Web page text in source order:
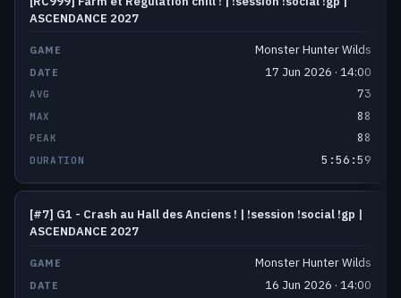
ASCENDANCE 2027
Monster Hunter Wilds
17 Jun 2026 · 14:00
73
88
88
5:56:59
[#7] G1 - Crash au Hall des Anciens ! | !session !social !gp |
ASCENDANCE 2027
Monster Hunter Wilds
16 Jun 2026 · 14:00